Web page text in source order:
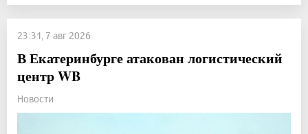
23:31, 7 авг 2026
В Екатеринбурге атакован логистический
центр WB
Новости